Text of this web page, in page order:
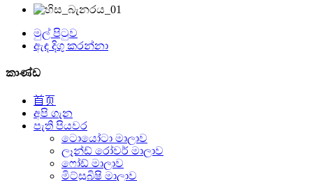
මුල් පිටුව
ඇඳ දිගු කරන්නා
කාණ්ඩ
首页
අපි ගැන
පැති පියවර
ටොයෝටා මාලාව
ලෑන්ඩ් රෝවර් මාලාව
ෆෝඩ් මාලාව
මිට්සුබිෂි මාලාව